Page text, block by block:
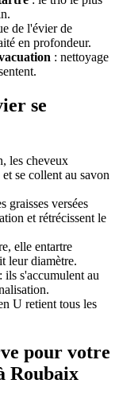
de l'évier de
en profondeur.
: nettoyage
se
les cheveux
se collent au savon
graisses versées
et rétrécissent le
elle entartre
leur diamètre.
: ils s'accumulent au
U retient tous les
pour votre
Roubaix